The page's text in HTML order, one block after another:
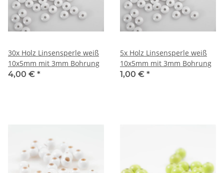
30x Holz Linsensperle weiß
10x5mm mit 3mm Bohrung
4,00 € *
5x Holz Linsensperle weiß
10x5mm mit 3mm Bohrung
1,00 € *